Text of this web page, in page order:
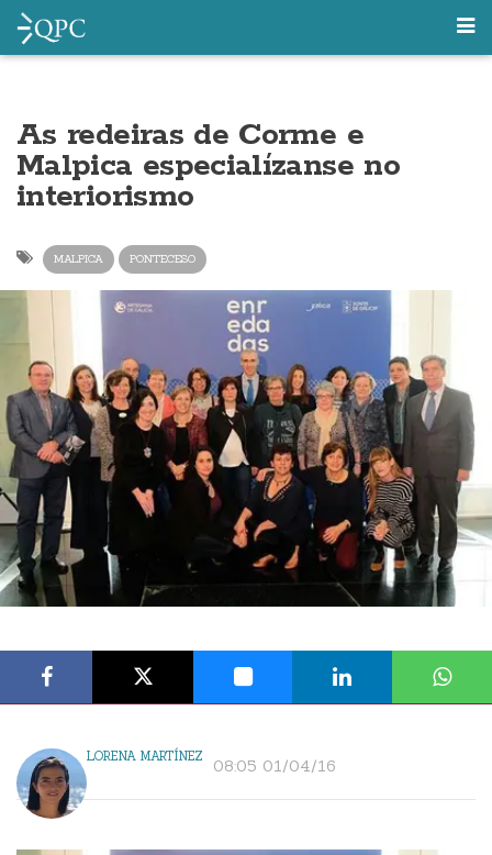
As redeiras de Corme e
Malpica especialízanse no
interiorismo
MALPICA PONTECESO
LORENA MARTÍNEZ 08:05 01/04/16